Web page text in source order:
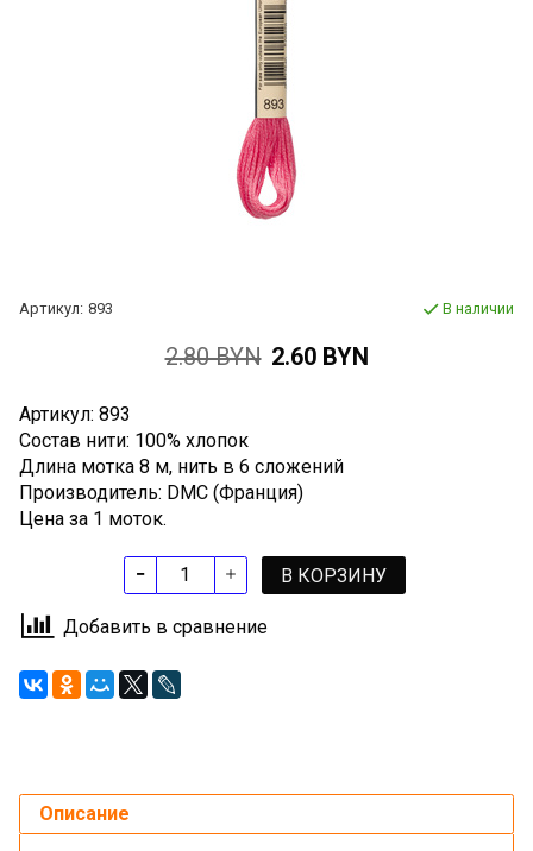
Артикул: 893 В наличии
2.80 BYN 2.60 BYN
Артикул: 893
Состав нити: 100% хлопок
Длина мотка 8 м, нить в 6 сложений
Производитель: DMC (Франция)
Цена за 1 моток.
В КОРЗИНУ
Добавить в сравнение
Описание